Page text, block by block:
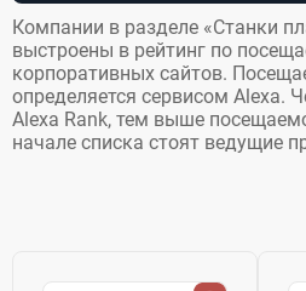
Компании в разделе «Станки
выстроены в рейтинг по
корпоративных сайтов.
определяется сервисом Alexa.
Alexa Rank, тем выше
начале списка стоят ведущие